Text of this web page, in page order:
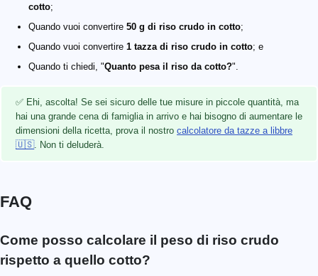
cotto;
Quando vuoi convertire 50 g di riso crudo in cotto;
Quando vuoi convertire 1 tazza di riso crudo in cotto; e
Quando ti chiedi, "Quanto pesa il riso da cotto?".
✅ Ehi, ascolta! Se sei sicuro delle tue misure in piccole quantità, ma
hai una grande cena di famiglia in arrivo e hai bisogno di aumentare le
dimensioni della ricetta, prova il nostro calcolatore da tazze a libbre
🇺🇸. Non ti deluderà.
FAQ
Come posso calcolare il peso di riso crudo
rispetto a quello cotto?